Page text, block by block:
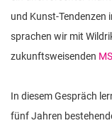
und Kunst-Tendenzen
sprachen wir mit
zukunftsweisenden
In diesem Gespräch
fünf Jahren